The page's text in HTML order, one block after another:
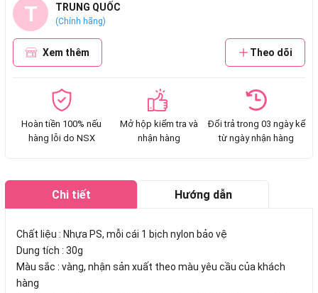
T TRUNG QUỐC
(Chính hãng)
Xem thêm Theo dõi
Hoàn tiền 100% nếu
hàng lỗi do NSX
Mở hộp kiểm tra và
nhận hàng
Đổi trả trong 03 ngày kể
từ ngày nhận hàng
Chi tiết Hướng dẫn
Chất liệu : Nhựa PS, mỗi cái 1 bịch nylon bảo vệ
Dung tích : 30g
Màu sắc : vàng, nhận sản xuất theo màu yêu cầu của khách
hàng